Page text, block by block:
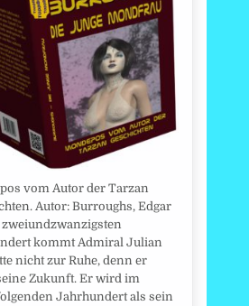
vom Autor der Tarzan
Autor: Burroughs, Edgar
zweiundzwanzigsten
kommt Admiral Julian
nicht zur Ruhe, denn er
Zukunft. Er wird im
Jahrhundert als sein